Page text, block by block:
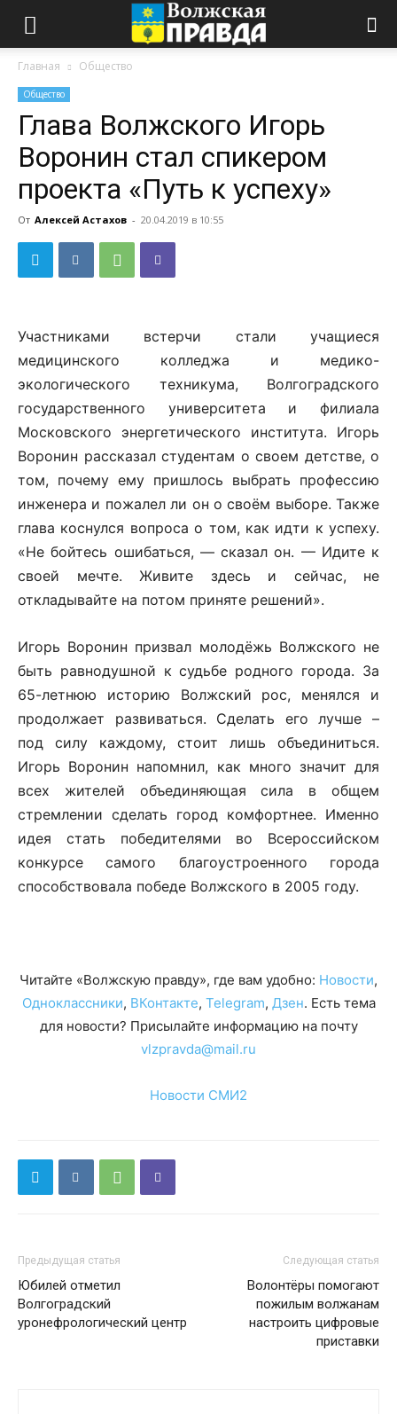
Главная Общество
Общество
Глава Волжского Игорь
Воронин стал спикером
проекта «Путь к успеху»
От Алексей Астахов - 20.04.2019 в 10:55
Участниками встерчи стали учащиеся
медицинского колледжа и медико-
экологического техникума, Волгоградского
государственного университета и филиала
Московского энергетического института. Игорь
Воронин рассказал студентам о своем детстве, о
том, почему ему пришлось выбрать профессию
инженера и пожалел ли он о своём выборе. Также
глава коснулся вопроса о том, как идти к успеху.
«Не бойтесь ошибаться, — сказал он. — Идите к
своей мечте. Живите здесь и сейчас, не
откладывайте на потом приняте решений».
Игорь Воронин призвал молодёжь Волжского не
быть равнодушной к судьбе родного города. За
65-летнюю историю Волжский рос, менялся и
продолжает развиваться. Сделать его лучше –
под силу каждому, стоит лишь объединиться.
Игорь Воронин напомнил, как много значит для
всех жителей объединяющая сила в общем
стремлении сделать город комфортнее. Именно
идея стать победителями во Всероссийском
конкурсе самого благоустроенного города
способствовала победе Волжского в 2005 году.
Читайте «Волжскую правду», где вам удобно: Новости,
Одноклассники, ВКонтакте, Telegram, Дзен. Есть тема
для новости? Присылайте информацию на почту
vlzpravda@mail.ru
Новости СМИ2
Предыдущая статья
Юбилей отметил
Волгоградский
уронефрологический центр
Следующая статья
Волонтёры помогают
пожилым волжанам
настроить цифровые
приставки